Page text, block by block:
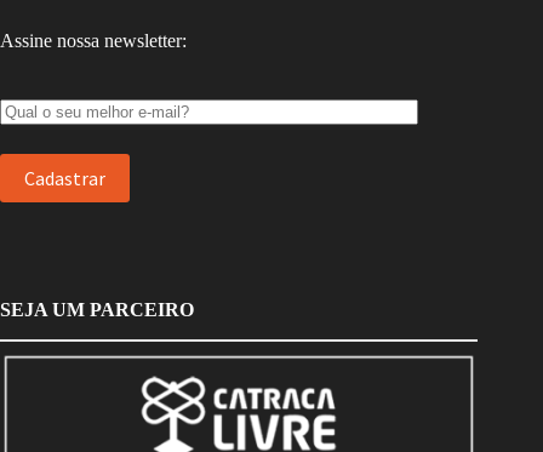
Assine nossa newsletter:
SEJA UM PARCEIRO